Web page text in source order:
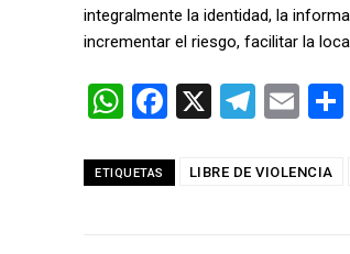
integralmente la identidad, la
incrementar el riesgo, facilitar la
W
at
F
ce
X
T
e
E
ail
ETIQUETAS LIBRE DE VIOLENCIA